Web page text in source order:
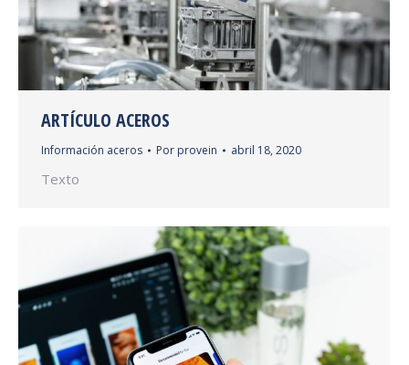
ARTÍCULO ACEROS
Información aceros Por provein abril 18, 2020
Texto